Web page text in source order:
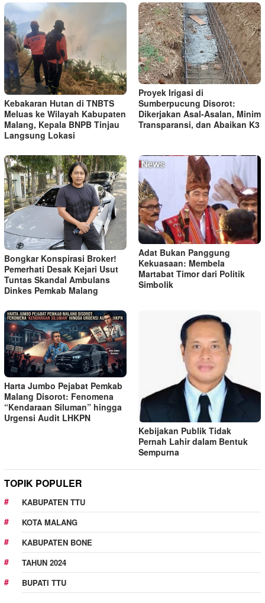
Kebakaran Hutan di TNBTS
Meluas ke Wilayah Kabupaten
Malang, Kepala BNPB Tinjau
Langsung Lokasi
Proyek Irigasi di
Sumberpucung Disorot:
Dikerjakan Asal-Asalan, Minim
Transparansi, dan Abaikan K3
Bongkar Konspirasi Broker!
Pemerhati Desak Kejari Usut
Tuntas Skandal Ambulans
Dinkes Pemkab Malang
Adat Bukan Panggung
Kekuasaan: Membela
Martabat Timor dari Politik
Simbolik
Harta Jumbo Pejabat Pemkab
Malang Disorot: Fenomena
“Kendaraan Siluman” hingga
Urgensi Audit LHKPN
Kebijakan Publik Tidak
Pernah Lahir dalam Bentuk
Sempurna
TOPIK POPULER
KABUPATEN TTU
KOTA MALANG
KABUPATEN BONE
TAHUN 2024
BUPATI TTU